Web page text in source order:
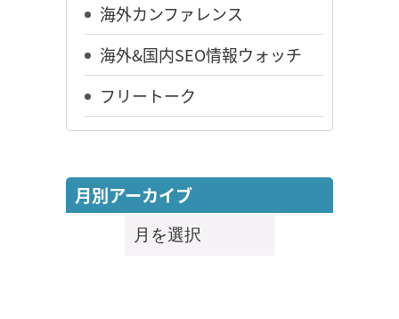
海外カンファレンス
海外&国内SEO情報ウォッチ
フリートーク
月別アーカイブ
月
別